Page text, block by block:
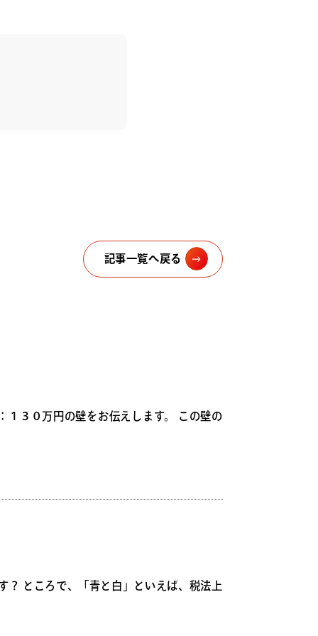
記事一覧へ戻る
１３０万円の壁をお伝えします。 この壁の
？ ところで、「青と白」といえば、税法上